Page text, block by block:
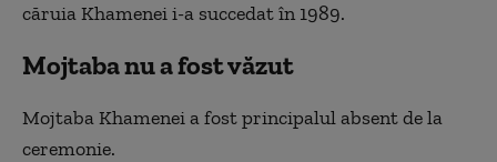
căruia Khamenei i-a succedat în 1989.
Mojtaba nu a fost văzut
Mojtaba Khamenei a fost principalul absent de la
ceremonie.